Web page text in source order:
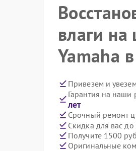
влаги
Yamaha
Привезем и
Гарантия на
лет
Срочный ремонт
Скидка для вас до
Получите 1500
Оригинальные